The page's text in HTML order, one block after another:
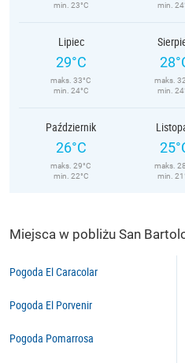
min. 23°C
min.
Lipiec
29°C
maks. 33°C
min. 24°C
maks.
min.
Październik
26°C
maks. 29°C
min. 22°C
maks.
min.
Miejsca w pobliżu San
Pogoda El Caracolar
Pogoda El Porvenir
Pogoda Pomarrosa